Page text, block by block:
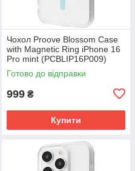
Чохол Proove Blossom Case
with Magnetic Ring iPhone 16
Pro mint (PCBLIP16P009)
Готово до відправки
999 ₴
Купити